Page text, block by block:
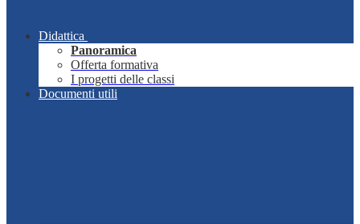
Didattica
Panoramica
Offerta formativa
I progetti delle classi
Documenti utili